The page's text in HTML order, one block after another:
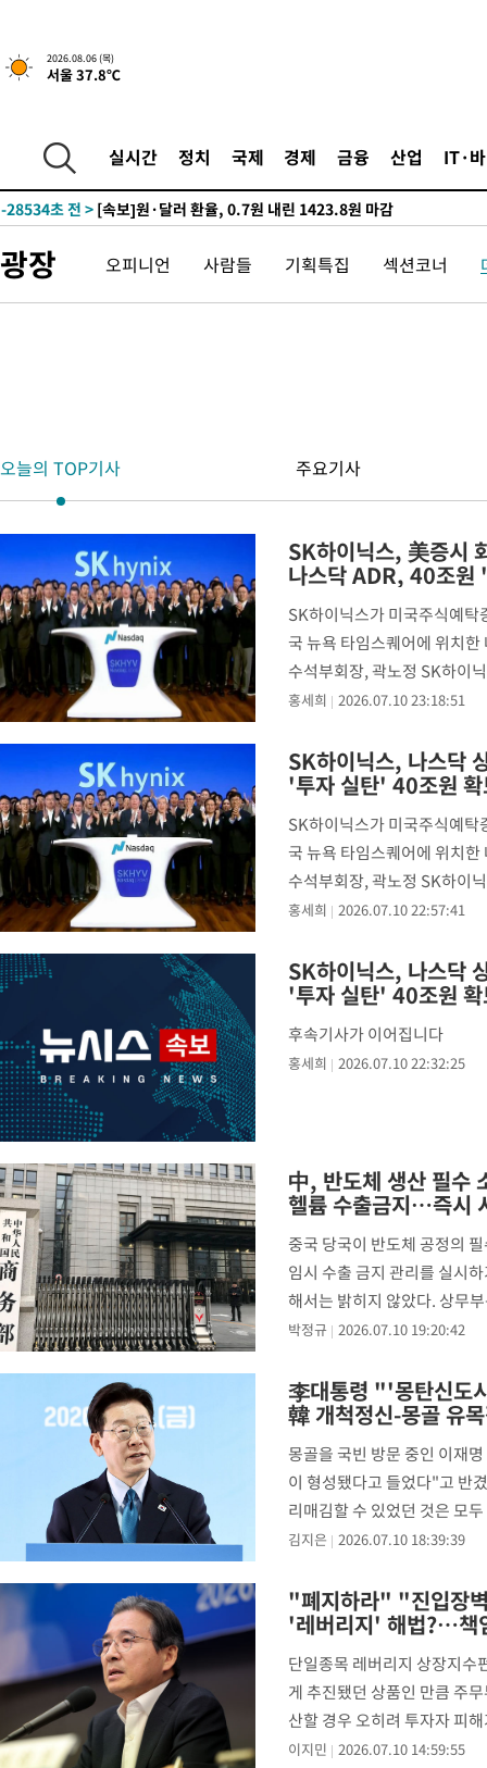
2026.08.06 (목)
서울 37.8℃
실시간 정치 국제 경제 금융 산업 IT·
0.49%↑
-28739초 전 >
[속보]코스닥, 800p 회복…0.26% 오른 801.67 마감
-28669초 전 >
-28534초 전 > [속보]원·달러 환율, 0.7원 내린 1423.8원 마감
-23178초 전 >
손흥민, 5경기 연속골 실패…LAFC는 승부차기 끝 과달라하라
-15779초 전 >내일까지 39도 '펄펄'…기상청 "태풍 지나며 폭염 잠시 꺾인
-9791초 전 >
[속보]코스피 매도사이드카 발동…4%대 급락
서울 열대야 15일째 지속…비공식 '초열대야' 30도 넘어
-5191초 전 >[속보]코스닥, 2.15포인트(0.27%) 내린 797.44 출발
-5174초 전 >[속보]코스피, 119.51포인트(1.81%) 내린 6478.75 개장
-1621초 전 >6월 경상수지 497.3억 달러…두 달 연속 사상 최대
-1572초 전 >서울 낮 39도 '폭염중대경보'…40도 관측 가능성도
17분 전 >미 워싱턴주 스포캔 시의 통제불능 3개 산불, 방화선 일부 구축
2시간 전 >[속보] 호르무즈 해협 이란-오만 협상 기대속 뉴욕증시 혼조 마감
-28739초 전 >[속보]코스닥, 800p 회복…0.26% 오른 801.67 마감
-28669초 전 >[속보]코스피, 301.88포인트(4.58%) 내린 6296.38 마감
-28534초 전 >[속보]원·달러 환율, 0.7원 내린 1423.8원 마감
-26133초 전 >"여기 떨어졌다"…다누리, 스페이스X 로켓 달 충돌 흔적 포착
-23178초 전 > 손흥민, 5경기 연속골 실패…LAFC는 승부차기 끝 과달라하라
-15779초 전 >내일까지 39도 '펄펄'…기상청 "태풍 지나며 폭염 잠시 꺾인
-15394초 전 >
"美간섭에 합의 지연"…트럼프, '이란 호르무즈 통제권' 수용
[속보]산업장관 "李정부, 원전 반대 안해…안정 전력 위해 불
-10611초 전 >[속보]경찰, '홍명보 선임 논란' 대한축구협회·축구회관 등 압
색
-9998초 전 >[속보]산업장관 "美무역법 제301조 과잉생산 결과 발표 8월 중
-9791초 전 >
[속보]코스피 매도사이드카 발동…4%대 급락
-9063초 전 >[속보]전남광주 초대 시민추천 부시장에 백승주·윤난실
-5191초 전 >[속보]코스닥, 2.15포인트(0.27%) 내린 797.44 출발
-5174초 전 >[속보]코스피, 119.51포인트(1.81%) 내린 6478.75 개장
-1621초 전 >6월 경상수지 497.3억 달러…두 달 연속 사상 최대
-1572초 전 >서울 낮 39도 '폭염중대경보'…40도 관측 가능성도
17분 전 >미 워싱턴주 스포캔 시의 통제불능 3개 산불, 방화선 일부 구축
2시간 전 >[속보] 호르무즈 해협 이란-오만 협상 기대속 뉴욕증시 혼조 마감
광장 오피니언 사람들 기획특집 섹션코너
오늘의 TOP기사 주요기사
SK하이닉스, 美증시
나스닥 ADR, 40조원
SK하이닉스가 미국주식예
국 뉴욕 타임스퀘어에 위치
수석부회장, 곽노정 SK하이
날이다. 불과
홍세희 2026.07.10 23:18:51
SK하이닉스, 나스닥
'투자 실탄' 40조원
SK하이닉스가 미국주식예
국 뉴욕 타임스퀘어에 위치
수석부회장, 곽노정 SK하이
인 날이
홍세희 2026.07.10 22:57:41
SK하이닉스, 나스닥
'투자 실탄' 40조원
후속기사가 이어집니다
홍세희 2026.07.10 22:32:25
中, 반도체 생산 필수
헬륨 수출금지…즉시
중국 당국이 반도체 공정의
임시 수출 금지 관리를 실시
해서는 밝히지 않았다. 상무
운 재료로 꼽히며 군사
박정규 2026.07.10 19:20:42
李대통령 "'몽탄신도
韓 개척정신-몽골 유
몽골을 국빈 방문 중인 이재
이 형성됐다고 들었다"고 반
리매김할 수 있었던 것은 모
라고 생각한다"며 "광활한 초
김지은 2026.07.10 18:39:39
"폐지하라" "진입장
'레버리지' 해법?…책
단일종목 레버리지 상장지수
게 추진됐던 상품인 만큼 주
산할 경우 오히려 투자자 피
효성을 모두 갖춘 대책을 찾
이지민 2026.07.10 14:59:55